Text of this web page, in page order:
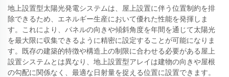
地上設置型太陽光発電システムは、屋上設置に伴う位置制約を排
除できるため、エネルギー生産において優れた性能を発揮しま
す。これにより、パネルの向きや傾斜角度を年間を通じて太陽光
を最大限に収集できるように精密に設定することが可能になりま
す。既存の建築的特徴や構造上の制限に合わせる必要がある屋上
設置システムとは異なり、地上設置型アレイは建物の向きや屋根
の勾配に関係なく、最適な日射量を捉える位置に設置できます。